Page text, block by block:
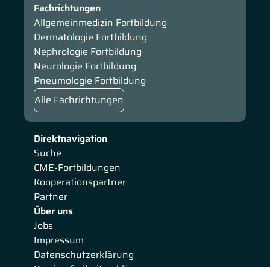
Direktnavigation
Suche
CME-Fortbildungen
Kooperationspartner
Partner
Über uns
Jobs
Impressum
Datenschutzerklärung
Fachrichtungen
Allgemeinmedizin Fortbildung
Dermatologie Fortbildung
Nephrologie Fortbildung
Neurologie Fortbildung
Pneumologie Fortbildung
Alle Fachrichtungen